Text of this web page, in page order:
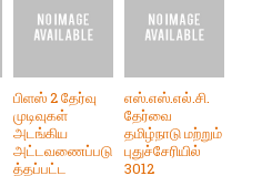
பிளஸ் 2 தேர்வு
முடிவுகள்
அடங்கிய
அட்டவணைப்படு
த்தப்பட்ட
எஸ்.எஸ்.எல்.சி.
தேர்வை
தமிழ்நாடு மற்றும்
புதுச்சேரியில்
3012